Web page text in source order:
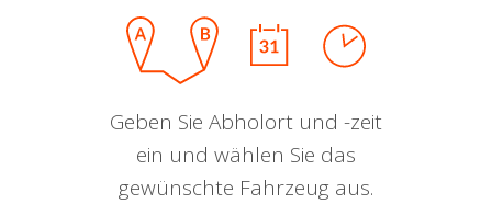
Geben Sie Abholort und -zeit
ein und wählen Sie das
gewünschte Fahrzeug aus.